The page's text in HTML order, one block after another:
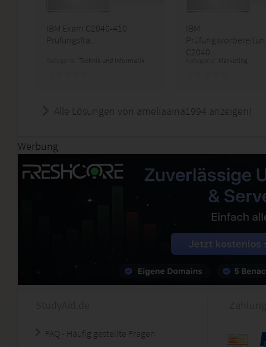
IBM Exam C2040-410
Prüfungsfra...
Technik und Informatik
IBM
C2040...
Marketing
Alle Lösungen von ameliaaina1994 anzeigen!
Werbung
FAQ - Häufig gestellte Fragen